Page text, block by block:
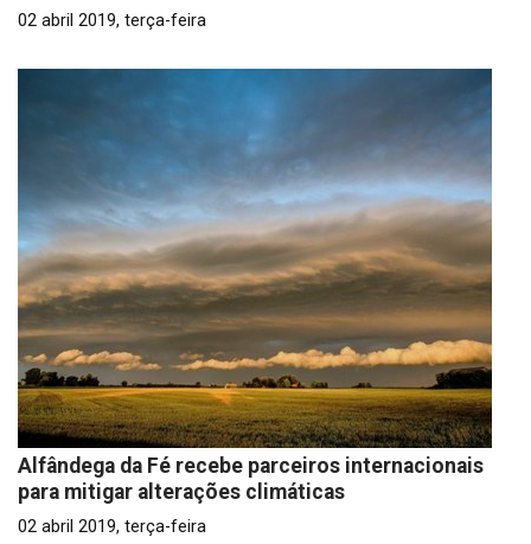
02 abril 2019, terça-feira
Alfândega da Fé recebe parceiros internacionais
para mitigar alterações climáticas
02 abril 2019, terça-feira